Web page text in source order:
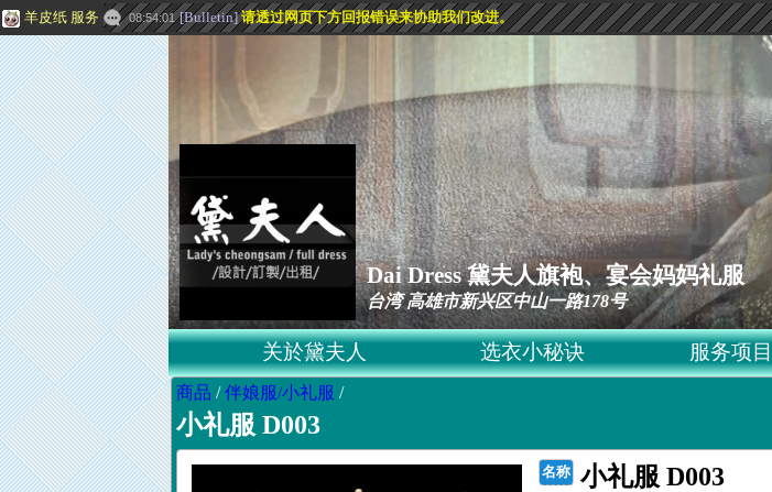
羊皮纸 服务 08:54:01 [Bulletin]请透过网页下方回报错误来协助我们改进。
Dai Dress 黛夫人旗袍、宴会妈妈礼服
台湾 高雄市新兴区中山一路178号
关於黛夫人 选衣小秘诀 服务项目
商品 /伴娘服/小礼服 /
小礼服 D003
名称 小礼服 D003